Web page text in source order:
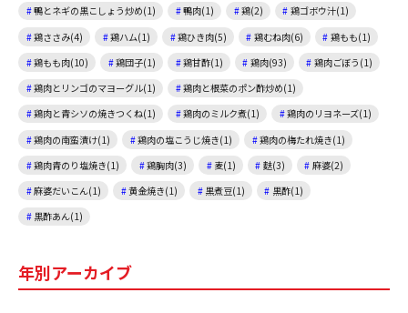
鴨とネギの黒こしょう炒め(1)
鴨肉(1) 鶏(2)
鶏ゴボウ汁(1)
鶏ささみ(4)
鶏ハム(1) 鶏ひき肉(5) 鶏むね肉(6)
鶏もも(1)
鶏もも肉(10)
鶏団子(1) 鶏甘酢(1) 鶏肉(93)
鶏肉ごぼう(1)
鶏肉とリンゴのマヨーグル(1)
鶏肉と根菜のポン酢炒め(1)
鶏肉と青シソの焼きつくね(1)
鶏肉のミルク煮(1)
鶏肉のリヨネーズ(1)
鶏肉の南蛮漬け(1)
鶏肉の塩こうじ焼き(1)
鶏肉の梅たれ焼き(1)
鶏肉青のり塩焼き(1)
鶏胸肉(3) 麦(1) 麩(3)
麻婆(2)
麻婆だいこん(1)
黄金焼き(1) 黒煮豆(1)
黒酢(1)
黒酢あん(1)
年別アーカイブ